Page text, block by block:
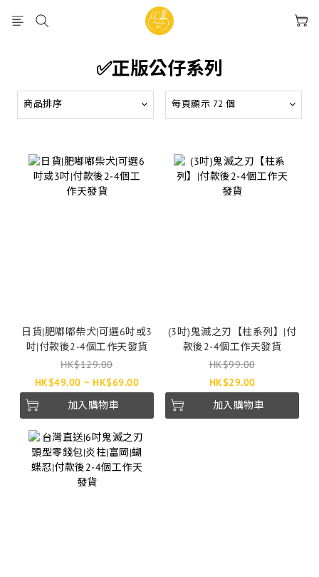
✅正版公仔系列
商品排序 每頁顯示 72 個
日貨|肥嘟嘟柴犬|可選6吋或3
吋|付款後2-4個工作天發貨
HK$129.00
HK$49.00 ~ HK$69.00
加入購物車
(3吋)鬼滅之刃【柱系列】|付
款後2-4個工作天發貨
HK$99.00
HK$29.00
加入購物車